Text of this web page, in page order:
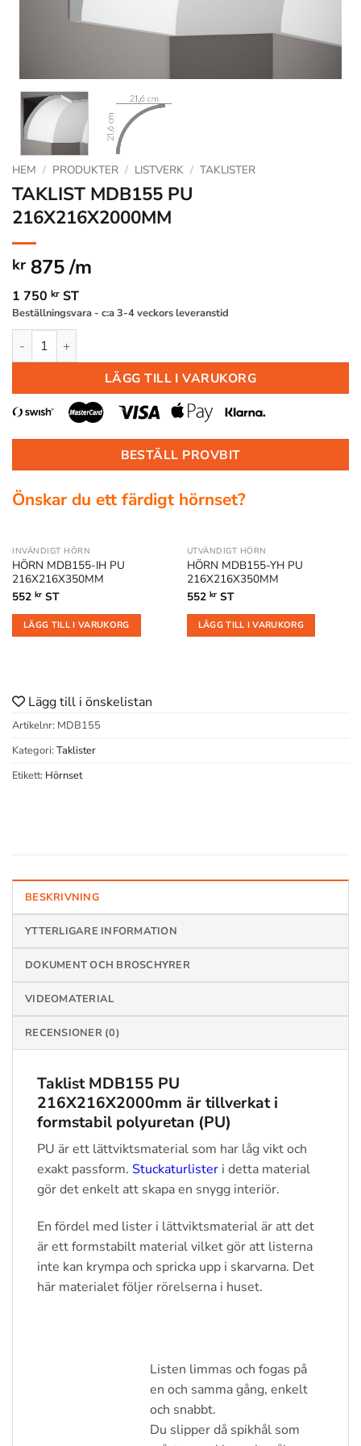
HEM / PRODUKTER / LISTVERK / TAKLISTER
TAKLIST MDB155 PU
216X216X2000MM
kr 875 /m
1 750 kr ST
Beställningsvara - c:a 3-4 veckors leveranstid
TAKLIST MDB155 PU 216X216X2000MM mängd
LÄGG TILL I VARUKORG
BESTÄLL PROVBIT
Önskar du ett färdigt hörnset?
INVÄNDIGT HÖRN
HÖRN MDB155-IH PU
216X216X350MM
552 kr ST
LÄGG TILL I VARUKORG
UTVÄNDIGT HÖRN
HÖRN MDB155-YH PU
216X216X350MM
552 kr ST
LÄGG TILL I VARUKORG
Lägg till i önskelistan
Artikelnr: MDB155
Kategori: Taklister
Etikett: Hörnset
BESKRIVNING
YTTERLIGARE INFORMATION
DOKUMENT OCH BROSCHYRER
VIDEOMATERIAL
RECENSIONER (0)
Taklist MDB155 PU
216X216X2000mm är tillverkat i
formstabil polyuretan (PU)
PU är ett lättviktsmaterial som har låg vikt och
exakt passform. Stuckaturlister i detta material
gör det enkelt att skapa en snygg interiör.
En fördel med lister i lättviktsmaterial är att det
är ett formstabilt material vilket gör att listerna
inte kan krympa och spricka upp i skarvarna. Det
här materialet följer rörelserna i huset.
Listen limmas och fogas på
en och samma gång, enkelt
och snabbt.
Du slipper då spikhål som